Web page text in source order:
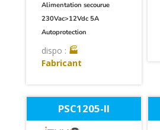
Alimentation secourue
230Vac>12Vdc 5A
Autoprotection
dispo : 🏭
Fabricant
PSC1205-II